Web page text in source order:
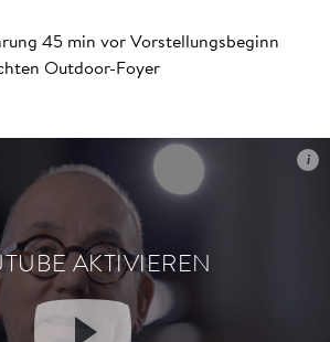
45 min vor Vorstellungsbeginn
Outdoor-Foyer
AKTIVIEREN
i
AKTIVIEREN
i